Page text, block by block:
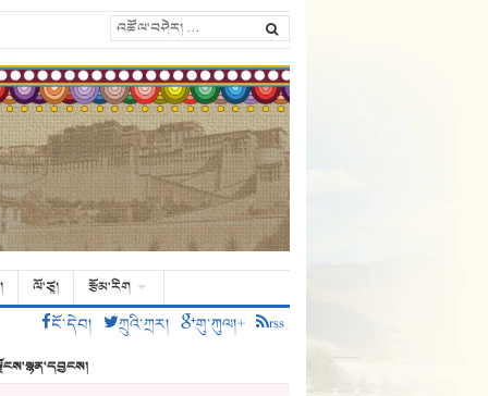
ལོ་ཙཱ།
རྩོམ་རིག
ངོ་དེབ།
ཀྲུའི་ཀྲར། གུ་ཀུལ།+ rss